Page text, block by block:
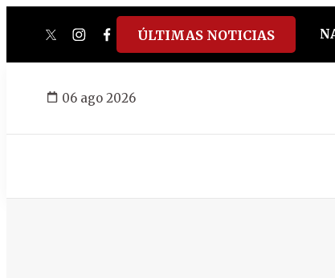
twitterinstagram
facebook
tiktokyoutube
spotify
ÚLTIMAS NOTICIAS
06 ago 2026